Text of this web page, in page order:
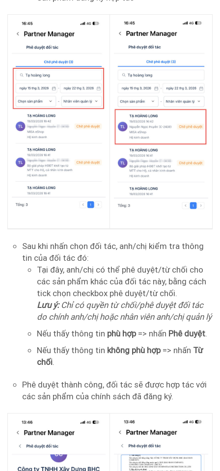
Sau khi nhấn chọn đối tác, anh/chị kiểm tra thông
tin của đối tác đó:
Tại đây, anh/chị có thể phê duyệt/từ chối cho
các sản phẩm khác của đối tác này, bằng cách
tick chọn checkbox phê duyệt/từ chối.
Lưu ý:Chỉ có quyền từ chối/phê duyệt đối tác
do chính anh/chị hoặc nhân viên anh/chị quản lý
Nếu thấy thông tin phù hợp=> nhấn Phê duyệt.
Nếu thấy thông tin không phù hợp=> nhấn Từ
chối.
Phê duyệt thành công, đối tác sẽ được hợp tác với
các sản phẩm của chính sách đã đăng ký.